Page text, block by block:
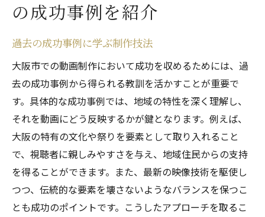
の成功事例を紹介
過去の成功事例に学ぶ制作技法
大阪市での動画制作において成功を収めるためには、過
去の成功事例から得られる教訓を活かすことが重要で
す。具体的な成功事例では、地域の特性を深く理解し、
それを動画にどう反映するかが鍵となります。例えば、
大阪の特有の文化や祭りを要素として取り入れること
で、視聴者に親しみやすさを与え、地域住民からの支持
を得ることができます。また、最新の映像技術を駆使し
つつ、伝統的な要素を壊さないようなバランスを保つこ
とも成功のポイントです。こうしたアプローチを取るこ